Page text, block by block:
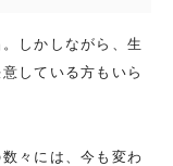
しかしながら、生
している方もいら
々には、今も変わ